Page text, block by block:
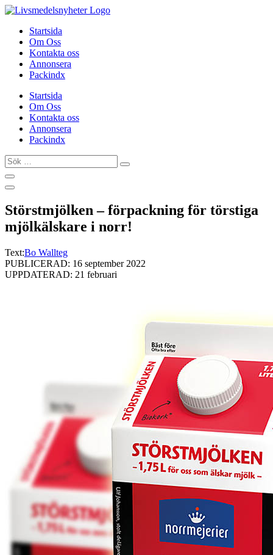
Hoppa
innehållStartsida
Om Oss
Kontakta oss
Annonsera
Packindx
Startsida
Om Oss
Kontakta oss
Annonsera
Packindx
Sök
…
Störstmjölken – förpackning för törstiga
mjölkälskare i norr!
Text:Bo Wallteg
PUBLICERAD: 16 september 2022
UPPDATERAD: 21 februari